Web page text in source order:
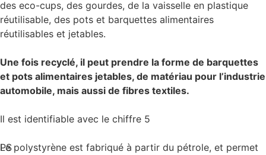
des eco-cups, des gourdes, de la vaisselle en plastique
réutilisable, des pots et barquettes alimentaires
réutilisables et jetables.
Une fois recyclé, il peut prendre la forme de barquettes
et pots alimentaires jetables, de matériau pour l’industrie
automobile, mais aussi de fibres textiles.
Il est identifiable avec le chiffre 5
PS
Le polystyrène est fabriqué à partir du pétrole, et permet